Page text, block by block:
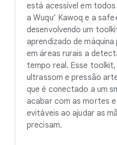
está acessível em todos
a Wuqu’ Kawoq e a
desenvolvendo um
aprendizado de
em áreas rurais a
tempo real. Esse
ultrassom e pressão
que é conectado a um
acabar com as mortes
evitáveis ao ajudar as
precisam.